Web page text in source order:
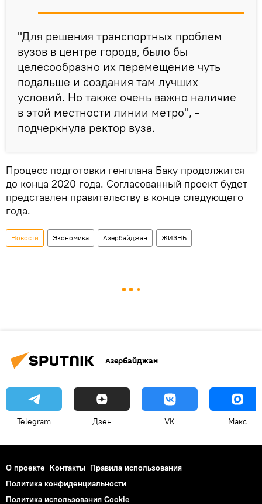
"Для решения транспортных проблем
вузов в центре города, было бы
целесообразно их перемещение чуть
подальше и создания там лучших
условий. Но также очень важно наличие
в этой местности линии метро", -
подчеркнула ректор вуза.
Процесс подготовки генплана Баку продолжится
до конца 2020 года. Согласованный проект будет
представлен правительству в конце следующего
года.
Новости Экономика Азербайджан ЖИЗНЬ
Азербайджан
Telegram Дзен VK Макс
О проекте Контакты Правила использования
Политика конфиденциальности
Политика использования Cookie